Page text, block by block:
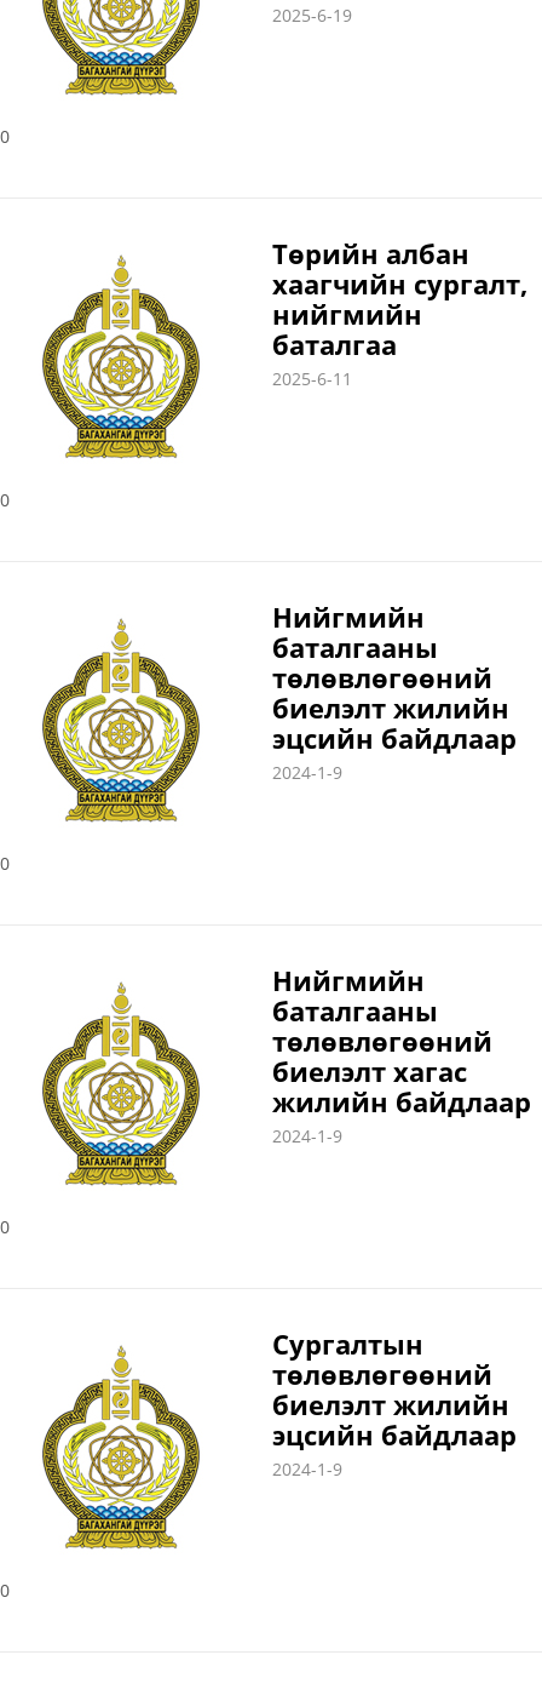
2025-6-19
0
Төрийн албан
хаагчийн сургалт,
нийгмийн
баталгаа
2025-6-11
0
Нийгмийн
баталгааны
төлөвлөгөөний
биелэлт жилийн
эцсийн байдлаар
2024-1-9
0
Нийгмийн
баталгааны
төлөвлөгөөний
биелэлт хагас
жилийн байдлаар
2024-1-9
0
Сургалтын
төлөвлөгөөний
биелэлт жилийн
эцсийн байдлаар
2024-1-9
0